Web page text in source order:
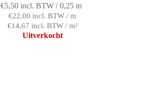
€5,50 incl. BTW / 0,25 m
€22,00 incl. BTW / m
€14,67 incl. BTW / m²
Uitverkocht